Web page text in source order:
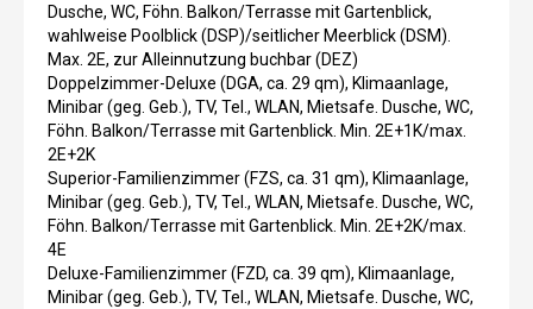
Dusche, WC, Föhn. Balkon/Terrasse mit Gartenblick,
wahlweise Poolblick (DSP)/seitlicher Meerblick (DSM).
Max. 2E, zur Alleinnutzung buchbar (DEZ)
Doppelzimmer-Deluxe (DGA, ca. 29 qm), Klimaanlage,
Minibar (geg. Geb.), TV, Tel., WLAN, Mietsafe. Dusche, WC,
Föhn. Balkon/Terrasse mit Gartenblick. Min. 2E+1K/max.
2E+2K
Superior-Familienzimmer (FZS, ca. 31 qm), Klimaanlage,
Minibar (geg. Geb.), TV, Tel., WLAN, Mietsafe. Dusche, WC,
Föhn. Balkon/Terrasse mit Gartenblick. Min. 2E+2K/max.
4E
Deluxe-Familienzimmer (FZD, ca. 39 qm), Klimaanlage,
Minibar (geg. Geb.), TV, Tel., WLAN, Mietsafe. Dusche, WC,